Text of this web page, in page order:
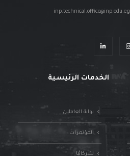
inp.technical.office@inp.edu.eg
الخدمات الرئيسية
بوابة العاملين
المؤتمرات
شركائنا